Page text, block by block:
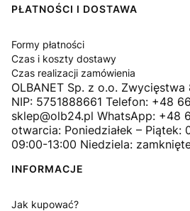
PŁATNOŚCI I DOSTAWA
Formy płatności
Czas i koszty dostawy
Czas realizacji zamówienia
OLBANET Sp. z o.o.
NIP: 5751888661 Telefon: +48
sklep@olb24.pl WhatsApp: +48
otwarcia: Poniedziałek – Piątek:
09:00-13:00 Niedziela:
INFORMACJE
Jak kupować?